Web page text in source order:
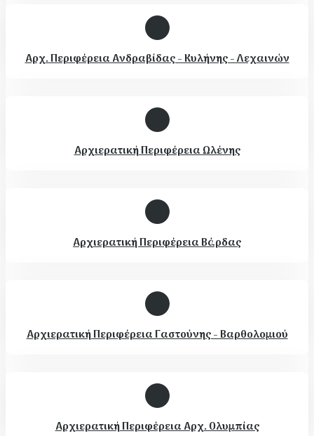
Αρχ. Περιφέρεια Ανδραβίδας - Κυλήνης - Λεχαινών
Αρχιερατική Περιφέρεια Ωλένης
Αρχιερατική Περιφέρεια Βάρδας
Αρχιερατική Περιφέρεια Γαστούνης - Βαρθολομιού
Αρχιερατική Περιφέρεια Αρχ. Ολυμπίας